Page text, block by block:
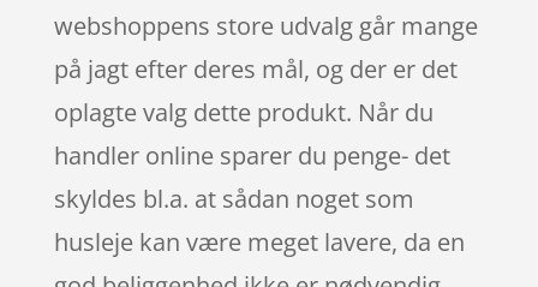
webshoppens store udvalg går mange
på jagt efter deres mål, og der er det
oplagte valg dette produkt. Når du
handler online sparer du penge- det
skyldes bl.a. at sådan noget som
husleje kan være meget lavere, da en